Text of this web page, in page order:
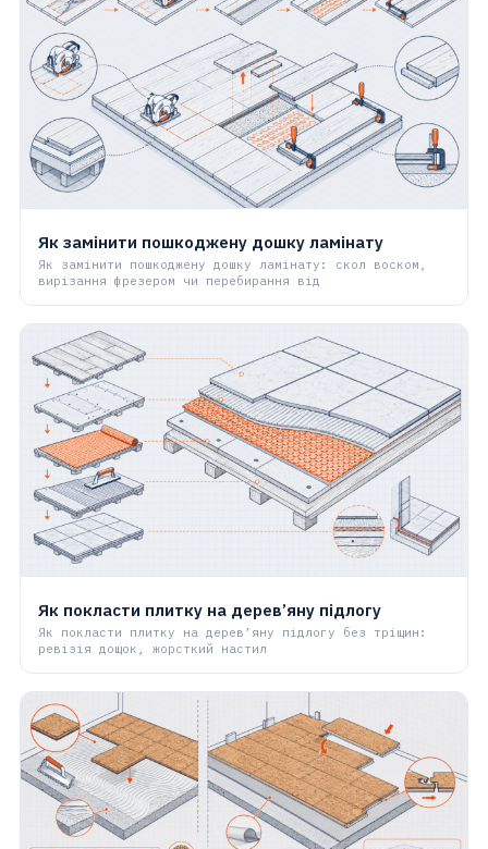
Як замінити пошкоджену дошку ламінату
Як замінити пошкоджену дошку ламінату: скол воском,
вирізання фрезером чи перебирання від
Як покласти плитку на дерев’яну підлогу
Як покласти плитку на дерев’яну підлогу без тріщин:
ревізія дощок, жорсткий настил